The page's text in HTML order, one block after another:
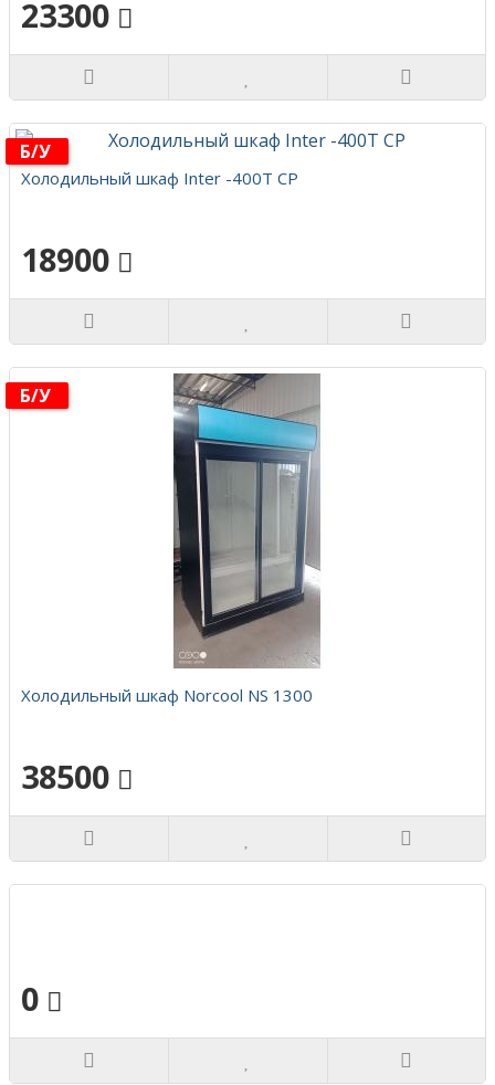
23300
Б/у
Холодильный шкаф Inter -400Т СР
18900
Б/у
Холодильный шкаф Norcool NS 1300
38500
0